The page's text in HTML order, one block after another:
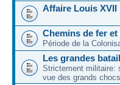
Affaire Louis XVII
Chemins de fer et
Période de la
Les grandes
Strictement militaire:
vue des grands